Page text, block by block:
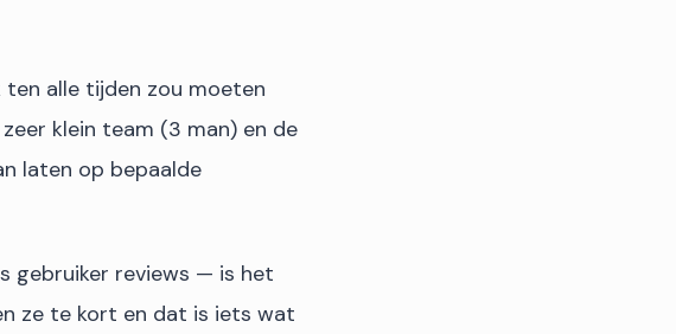
alle tijden zou moeten
klein team (3 man) en de
laten op bepaalde
gebruiker reviews — is het
ze te kort en dat is iets wat